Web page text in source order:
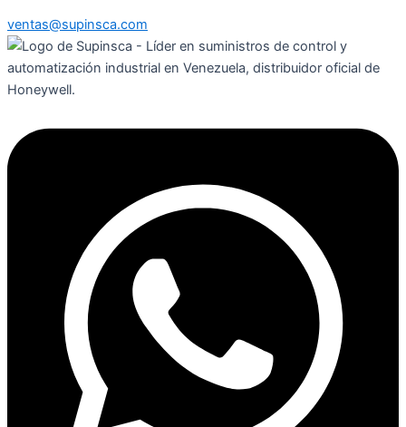
ventas@supinsca.com